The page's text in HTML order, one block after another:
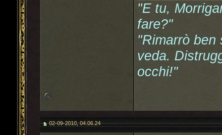
"E tu,
fare?"
"Rimarrò ben
veda.
occhi!"
02-09-2010, 04.06.24